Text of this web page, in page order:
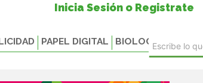
Inicia Sesión o Registrate
PAPEL DIGITAL BIOLOGICALS